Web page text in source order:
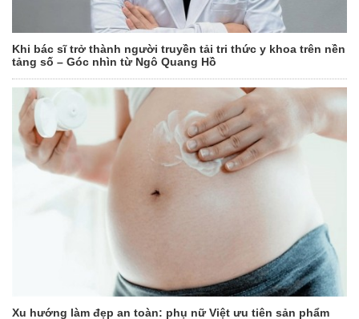
Khi bác sĩ trở thành người truyền tải tri thức y khoa trên nền
tảng số – Góc nhìn từ Ngô Quang Hồ
Xu hướng làm đẹp an toàn: phụ nữ Việt ưu tiên sản phẩm